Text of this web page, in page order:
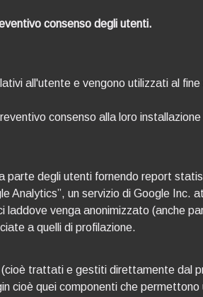
consenso degli utenti.
all'utente e vengono utilizzati al
consenso alla loro
parte degli utenti fornendo report
Analytics”, un servizio di Google
venga anonimizzato (anche
a quelli di profilazione.
trattati e gestiti direttamente
cioè quei componenti che